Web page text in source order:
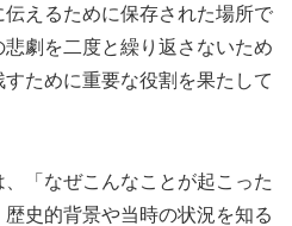
えるために保存された場所で
劇を二度と繰り返さないため
ために重要な役割を果たして
「なぜこんなことが起こった
史的背景や当時の状況を知る